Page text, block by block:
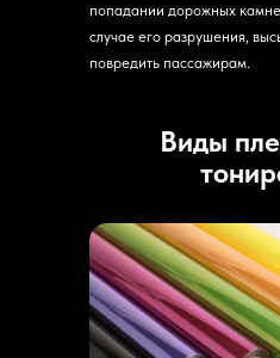
попадании дорожных
случае его разрушения,
повредить пассажирам.
Виды